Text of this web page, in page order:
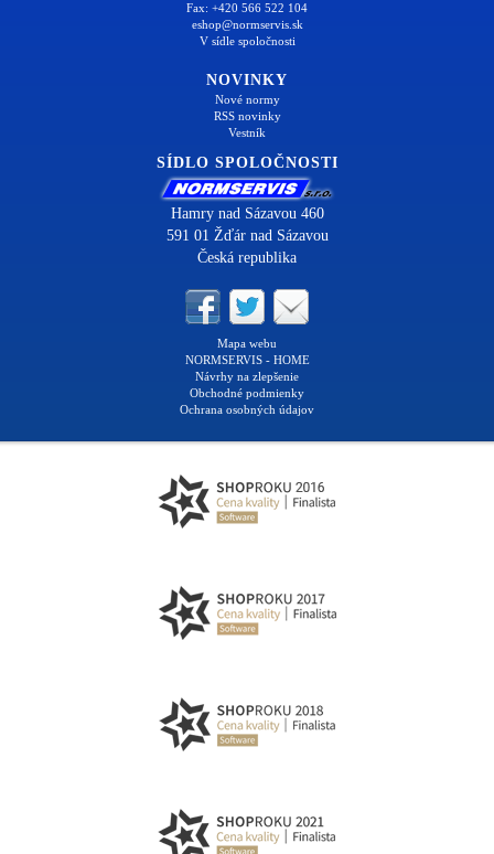
Fax: +420 566 522 104
eshop@normservis.sk
V sídle spoločnosti
NOVINKY
Nové normy
RSS novinky
Vestník
SÍDLO SPOLOČNOSTI
Hamry nad Sázavou 460
591 01 Žďár nad Sázavou
Česká republika
Mapa webu
NORMSERVIS - HOME
Návrhy na zlepšenie
Obchodné podmienky
Ochrana osobných údajov